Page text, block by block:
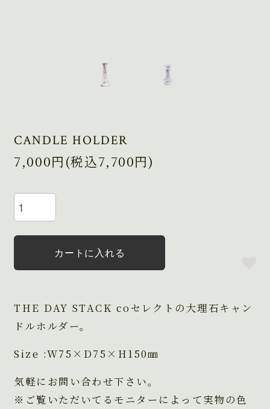
CANDLE HOLDER
7,000円(税込7,700円)
カートに入れる
THE DAY STACK coセレクトの大理石キャン
ドルホルダー。
Size :W75×D75×H150㎜
気軽にお問い合わせ下さい。
※ご覧いただいてるモニターによって実物の色